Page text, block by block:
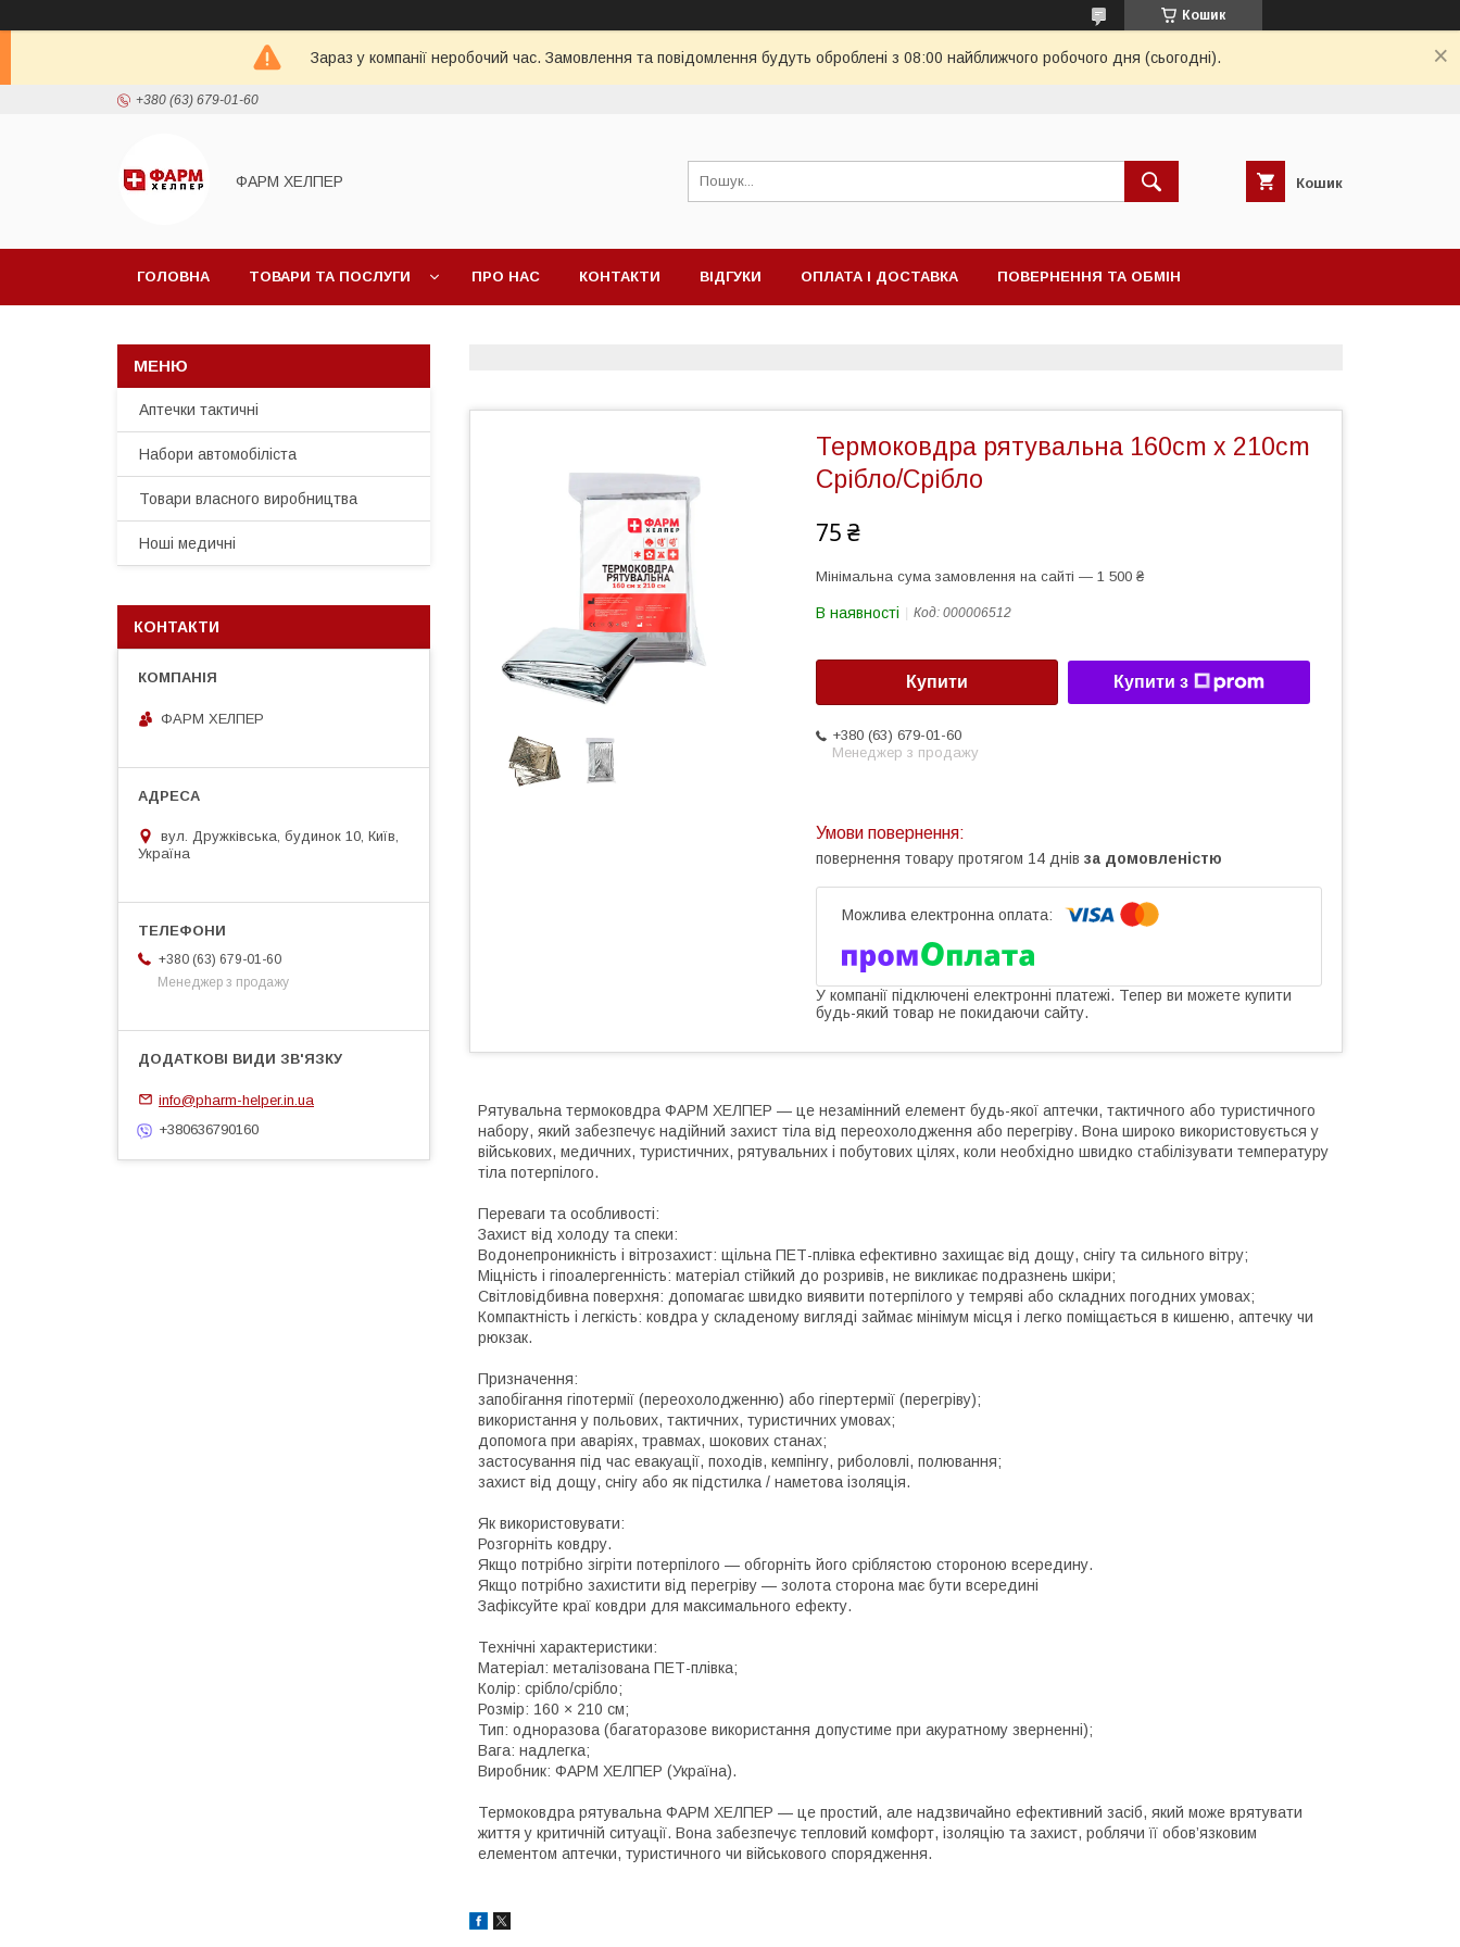
Кошик
Зараз у компанії неробочий час. Замовлення та повідомлення будуть оброблені з 08:00 найближчого робочого дня (сьогодні).
+380 (63) 679-01-60
ФАРМ ХЕЛПЕР Кошик
ГОЛОВНА ТОВАРИ ТА ПОСЛУГИ ПРО НАС КОНТАКТИ ВІДГУКИ ОПЛАТА І ДОСТАВКА ПОВЕРНЕННЯ ТА ОБМІН
Термоковдра рятувальна 160cm x 210cm
Срібло/Срібло
75 ₴
Мінімальна сума замовлення на сайті — 1 500 ₴
В наявності Код: 000006512
Купити Купити з
+380 (63) 679-01-60
Менеджер з продажу
повернення товару протягом 14 днів за домовленістю
У компанії підключені електронні платежі. Тепер ви можете купити
будь-який товар не покидаючи сайту.
Рятувальна термоковдра ФАРМ ХЕЛПЕР — це незамінний елемент будь-якої аптечки, тактичного або туристичного
набору, який забезпечує надійний захист тіла від переохолодження або перегріву. Вона широко використовується у
військових, медичних, туристичних, рятувальних і побутових цілях, коли необхідно швидко стабілізувати температуру
тіла потерпілого.
Переваги та особливості:
Захист від холоду та спеки:
Водонепроникність і вітрозахист: щільна ПЕТ-плівка ефективно захищає від дощу, снігу та сильного вітру;
Міцність і гіпоалергенність: матеріал стійкий до розривів, не викликає подразнень шкіри;
Світловідбивна поверхня: допомагає швидко виявити потерпілого у темряві або складних погодних умовах;
Компактність і легкість: ковдра у складеному вигляді займає мінімум місця і легко поміщається в кишеню, аптечку чи
рюкзак.
Призначення:
запобігання гіпотермії (переохолодженню) або гіпертермії (перегріву);
використання у польових, тактичних, туристичних умовах;
допомога при аваріях, травмах, шокових станах;
застосування під час евакуації, походів, кемпінгу, риболовлі, полювання;
захист від дощу, снігу або як підстилка / наметова ізоляція.
Як використовувати:
Розгорніть ковдру.
Якщо потрібно зігріти потерпілого — обгорніть його сріблястою стороною всередину.
Якщо потрібно захистити від перегріву — золота сторона має бути всередині
Зафіксуйте краї ковдри для максимального ефекту.
Технічні характеристики:
Матеріал: металізована ПЕТ-плівка;
Колір: срібло/срібло;
Розмір: 160 × 210 см;
Тип: одноразова (багаторазове використання допустиме при акуратному зверненні);
Вага: надлегка;
Виробник: ФАРМ ХЕЛПЕР (Україна).
Термоковдра рятувальна ФАРМ ХЕЛПЕР — це простий, але надзвичайно ефективний засіб, який може врятувати
життя у критичній ситуації. Вона забезпечує тепловий комфорт, ізоляцію та захист, роблячи її обов’язковим
елементом аптечки, туристичного чи військового спорядження.
Аптечки тактичні
Набори автомобіліста
Товари власного виробництва
Ноші медичні
КОНТАКТИ
ФАРМ ХЕЛПЕР
вул. Дружківська, будинок 10, Київ,
Україна
+380 (63) 679-01-60
Менеджер з продажу
info@pharm-helper.in.ua
+380636790160